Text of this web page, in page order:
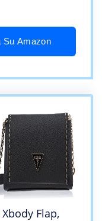
Su Amazon
Flap,